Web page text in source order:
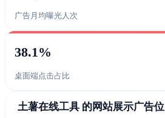
广告月均曝光人次
38.1%
桌面端点击占比
土薯在线工具 的网站展示广告位